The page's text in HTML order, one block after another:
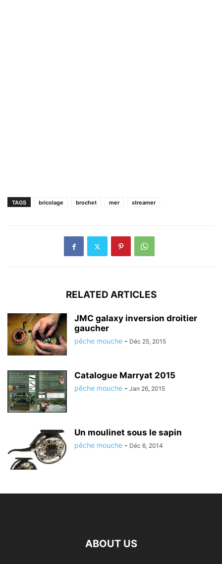
TAGS bricolage brochet mer streamer
RELATED ARTICLES
JMC galaxy inversion droitier
gaucher
pêche mouche - Déc 25, 2015
Catalogue Marryat 2015
pêche mouche - Jan 26, 2015
Un moulinet sous le sapin
pêche mouche - Déc 6, 2014
ABOUT US